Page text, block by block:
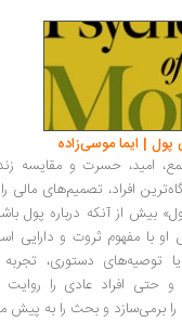
موسی‌زاده
حسرت و مقایسه زندگی
تصمیم‌های مالی را
آنکه درباره پول باشد،
ثروت و دارایی است...
دستوری، تجربه زندگی
افراد عادی را روایت
و بحث را به پیش می‌راند